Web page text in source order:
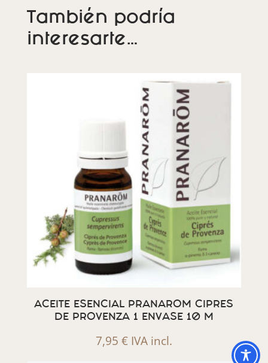
También podría
interesarte…
ACEITE ESENCIAL PRANAROM CIPRES
DE PROVENZA 1 ENVASE 10 M
7,95 € IVA incl.